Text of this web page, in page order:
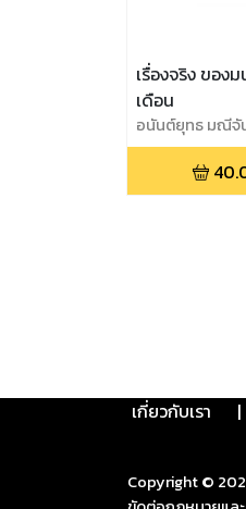
เรื่องจริง ของ
เดือน
อนันต์ยุทธ มณีจั
เกี่ยวกับเรา |
Copyright ©